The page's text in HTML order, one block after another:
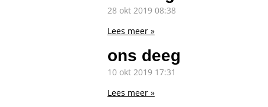
28 okt 2019 08:38
Lees meer »
ons deeg
10 okt 2019 17:31
Lees meer »